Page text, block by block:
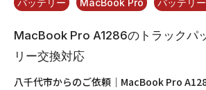
バッテリー MacBook Pro バッテリ
MacBook Pro A1286のトラックパ
リー交換対応
八千代市からのご依頼｜MacBook Pro